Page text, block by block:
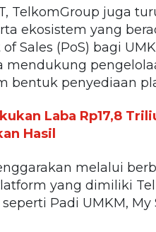
TelkomGroup juga
ekosistem yang
Sales (PoS) bagi
mendukung
bentuk penyediaan
Laba Rp17,8
Hasil
melalui
yang dimiliki
Padi UMKM, My